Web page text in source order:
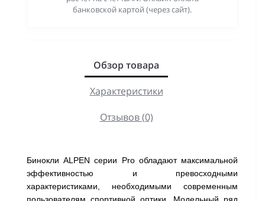
банковской картой (через сайт).
Обзор товара
Характеристики
Отзывов (0)
Бинокли ALPEN серии Pro обладают максимальной
эффективностью и превосходными
характеристиками, необходимыми современным